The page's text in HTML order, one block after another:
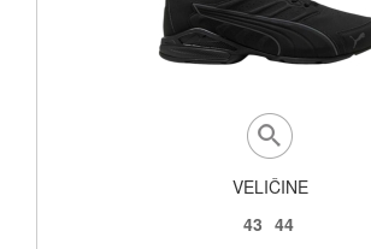
VELIČINE
43 44